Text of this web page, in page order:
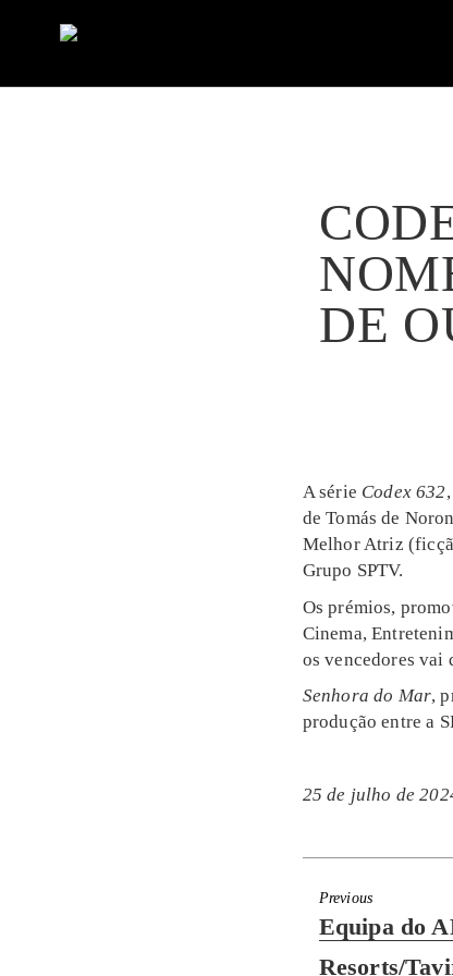
DE
A série Codex 632
de Tomás de
Melhor Atriz
Grupo SPTV.
Os prémios,
Cinema,
os vencedores vai
Senhora do Mar,
produção entre a
25 de julho de
Previous
Previous
Equipa do
Resorts/